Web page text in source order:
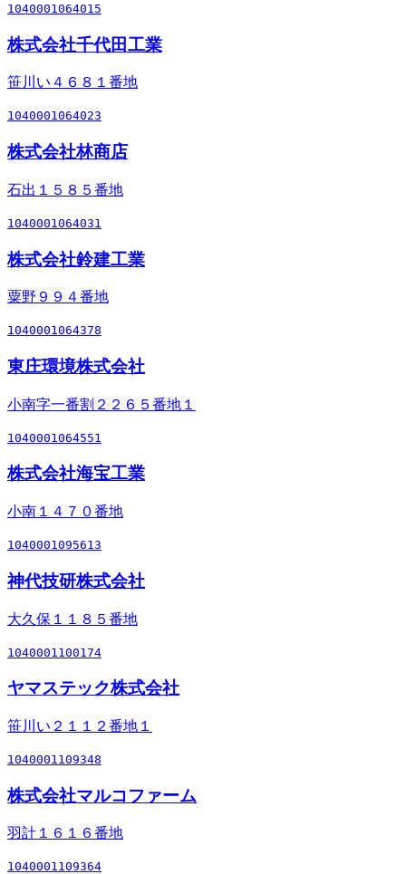
1040001064015
株式会社千代田工業
笹川い４６８１番地
1040001064023
株式会社林商店
石出１５８５番地
1040001064031
株式会社鈴建工業
粟野９９４番地
1040001064378
東庄環境株式会社
小南字一番割２２６５番地１
1040001064551
株式会社海宝工業
小南１４７０番地
1040001095613
神代技研株式会社
大久保１１８５番地
1040001100174
ヤマステック株式会社
笹川い２１１２番地１
1040001109348
株式会社マルコファーム
羽計１６１６番地
1040001109364